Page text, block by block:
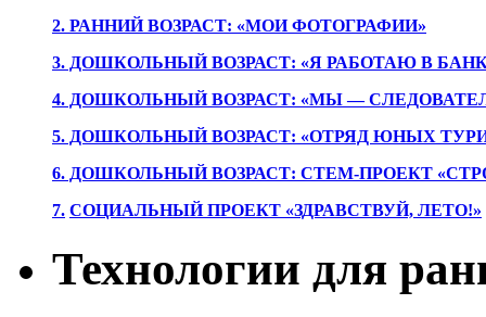
2. РАННИЙ ВОЗРАСТ: «МОИ ФОТОГРАФИИ»
3. ДОШКОЛЬНЫЙ ВОЗРАСТ: «Я РАБОТАЮ В
4. ДОШКОЛЬНЫЙ ВОЗРАСТ: «МЫ —
5. ДОШКОЛЬНЫЙ ВОЗРАСТ: «ОТРЯД ЮНЫХ
6. ДОШКОЛЬНЫЙ ВОЗРАСТ: СТЕМ-ПРОЕКТ
7. СОЦИАЛЬНЫЙ ПРОЕКТ «ЗДРАВСТВУЙ, ЛЕТО!»
Технологии для